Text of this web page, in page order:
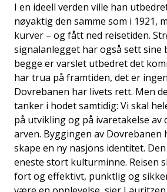
I en ideell verden ville han
nøyaktig den samme som i 1921,
kurver – og fått ned reisetiden.
signalanlegget har også sett sine
begge er varslet utbedret det
har trua på framtiden, det er
Dovrebanen har livets rett. Men
tanker i hodet samtidig: Vi skal
på utvikling og på ivaretakelse av
arven. Byggingen av Dovrebanen
skape en ny nasjons identitet.
eneste stort kulturminne. Reisen
fort og effektivt, punktlig og